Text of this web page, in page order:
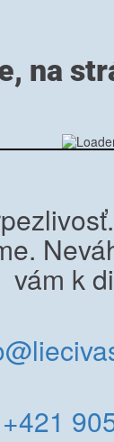
na
vám k
+421